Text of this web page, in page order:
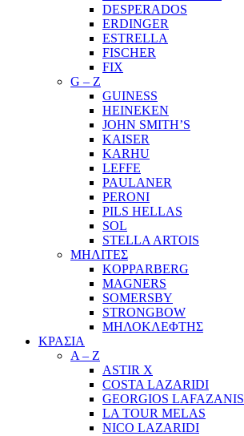
DESPERADOS
ERDINGER
ESTRELLA
FISCHER
FIX
G – Z
GUINESS
HEINEKEN
JOHN SMITH’S
KAISER
KARHU
LEFFE
PAULANER
PERONI
PILS HELLAS
SOL
STELLA ARTOIS
ΜΗΛΙΤΕΣ
KOPPARBERG
MAGNERS
SOMERSBY
STRONGBOW
ΜΗΛΟΚΛΕΦΤΗΣ
ΚΡΑΣΙΑ
A – Z
ASTIR X
COSTA LAZARIDI
GEORGIOS LAFAZANIS
LA TOUR MELAS
NICO LAZARIDI